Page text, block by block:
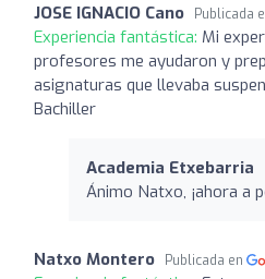
JOSE IGNACIO Cano Publicada
Experiencia fantástica: Mi
profesores me ayudaron y
asignaturas que llevaba
Bachiller
Academia Etxebarria
Ánimo Natxo, ¡ahora a
Natxo Montero Publicada en